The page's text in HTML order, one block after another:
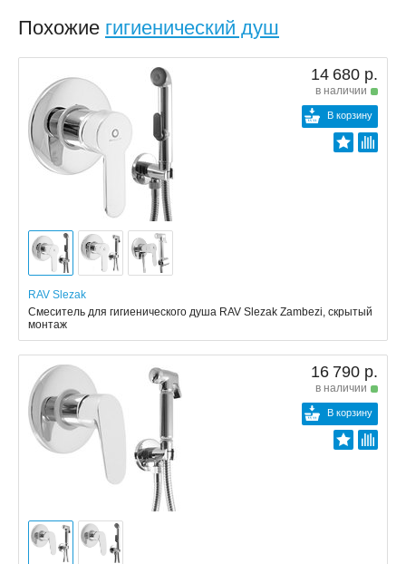
Похожие гигиенический душ
14 680 р.
в наличии
В корзину
RAV Slezak
Смеситель для гигиенического душа RAV Slezak Zambezi, скрытый
монтаж
16 790 р.
в наличии
В корзину